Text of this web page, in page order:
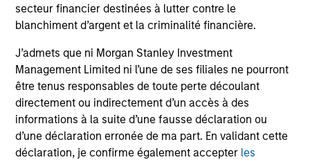
secteur financier destinées à lutter contre le
blanchiment d’argent et la criminalité financière.
J’admets que ni Morgan Stanley Investment
Management Limited ni l’une de ses filiales ne pourront
être tenus responsables de toute perte découlant
directement ou indirectement d’un accès à des
informations à la suite d’une fausse déclaration ou
d’une déclaration erronée de ma part. En validant cette
déclaration, je confirme également accepter les
A common thread across emerging markets is
an improvement in their terms of trade, which
support currencies and improve the earnings
outlook for domestically-oriented sectors. Paul
Psaila and Uday Tharar explain.
23-JUN-2026